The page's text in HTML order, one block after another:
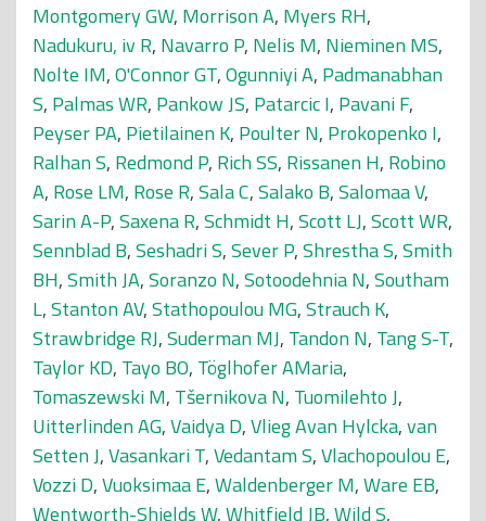
Montgomery GW, Morrison A, Myers RH,
Nadukuru, iv R, Navarro P, Nelis M, Nieminen MS,
Nolte IM,O'Connor GT,Ogunniyi A, Padmanabhan
S, Palmas WR, Pankow JS, Patarcic I, Pavani F,
Peyser PA, Pietilainen K, Poulter N, Prokopenko I,
Ralhan S, Redmond P, Rich SS, Rissanen H, Robino
A, Rose LM, Rose R,Sala C,Salako B,Salomaa V,
Sarin A-P,Saxena R,Schmidt H,Scott LJ,Scott WR,
Sennblad B,Seshadri S,Sever P,Shrestha S,Smith
BH,Smith JA,Soranzo N,Sotoodehnia N,Southam
L,Stanton AV,Stathopoulou MG,Strauch K,
Strawbridge RJ,Suderman MJ, Tandon N, Tang S-T,
Taylor KD, Tayo BO, Töglhofer AMaria,
Tomaszewski M, Tšernikova N, Tuomilehto J,
Uitterlinden AG,Vaidya D,Vlieg Avan Hylcka,van
Setten J,Vasankari T,Vedantam S,Vlachopoulou E,
Vozzi D,Vuoksimaa E,Waldenberger M,Ware EB,
Wentworth-Shields W,Whitfield JB,Wild S,